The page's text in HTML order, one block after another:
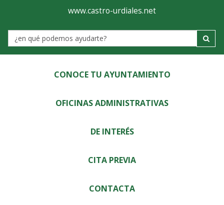
Ayuntamiento
de
Castro-
Urdiales
www.castro-urdiales.net
Label
CONOCE TU AYUNTAMIENTO
OFICINAS ADMINISTRATIVAS
DE INTERÉS
CITA PREVIA
CONTACTA